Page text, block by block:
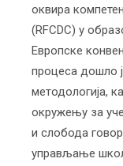
оквира
(RFCDC) у
Европске
процеса дошло
методологија,
окружењу за
и слобода
управљање